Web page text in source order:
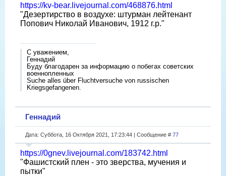
https://kv-bear.livejournal.com/468876.html
"Дезертирство в воздухе: штурман лейтенант
Попович Николай Иванович, 1912 г.р."
С уважением,
Геннадий
Буду благодарен за информацию о побегах советских
военнопленных
Suche alles über Fluchtversuche von russischen
Kriegsgefangenen.
Геннадий
Дата: Суббота, 16 Октября 2021, 17:23:44 | Сообщение # 77
https://0gnev.livejournal.com/183742.html
"Фашистский плен - это зверства, мучения и
пытки"